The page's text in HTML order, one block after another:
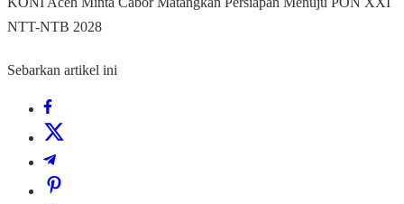
NTT-NTB 2028
Sebarkan artikel ini